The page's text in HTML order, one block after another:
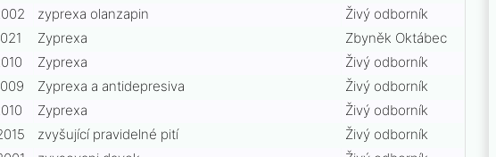
zyprexa olanzapin
Živý odborník
Zyprexa
Zbyněk Oktábec
Zyprexa
Živý odborník
Zyprexa a antidepresiva
Živý odborník
Zyprexa
Živý odborník
zvyšující pravidelné pití
Živý odborník